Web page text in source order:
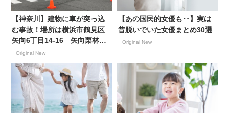
【神奈川】建物に車が突っ込
む事故！場所は横浜市鶴見区
矢向6丁目14-16 矢向栗林メ
ディカルモール！2023年4月
21日
Original New
【あの国民的女優も‥】実は
昔脱いでいた女優まとめ30選
Original New